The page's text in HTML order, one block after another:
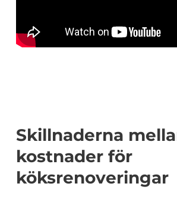
Skillnaderna
kostnader för
köksrenoveringar